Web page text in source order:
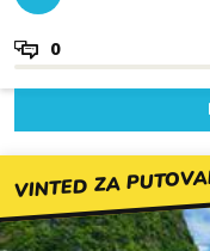
0
VINTED ZA